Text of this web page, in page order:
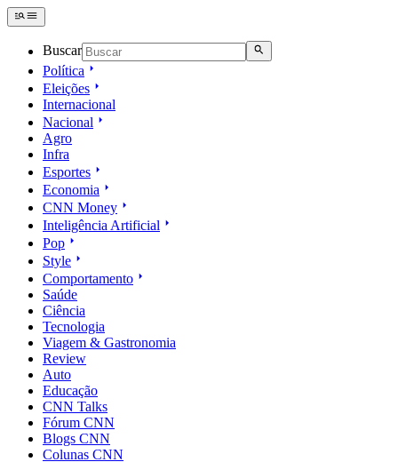
Buscar
Política
Eleições
Internacional
Nacional
Agro
Infra
Esportes
Economia
CNN Money
Inteligência Artificial
Pop
Style
Comportamento
Saúde
Ciência
Tecnologia
Viagem & Gastronomia
Review
Auto
Educação
CNN Talks
Fórum CNN
Blogs CNN
Colunas CNN